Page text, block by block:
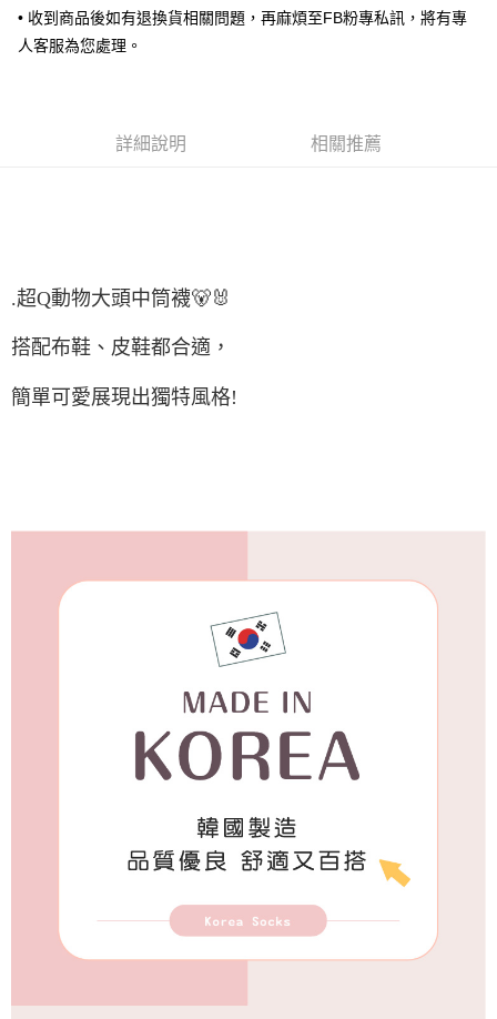
付款後全家取貨
每筆NT$65，滿NT$688(含以上)免運費
宅配(外島)
每筆NT$125，滿NT$1,500(含以上)免運費
其他海外郵寄
• 收到商品後如有退換貨相關問題，再麻煩至FB粉專私訊，將有專
人客服為您處理。
詳細說明 相關推薦
.超Q動物大頭中筒襪🐻🐰
搭配布鞋、皮鞋都合適，
簡單可愛展現出獨特風格!